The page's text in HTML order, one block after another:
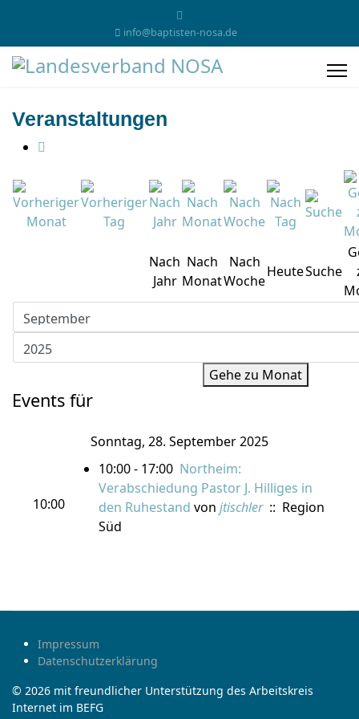
info@baptisten-nosa.de
Veranstaltungen
Nach
Jahr
Nach
Monat
Nach
Woche
HeuteSuche
Gehe zu Monat
Events für
Sonntag, 28. September 2025
10:00
10:00 - 17:00 Northeim:
Verabschiedung Pastor J. Hilliges in
den Ruhestand von jtischler:: Region
Süd
Impressum
Datenschutzerklärung
© 2026 mit freundlicher Unterstützung des Arbeitskreis
Internet im BEFG